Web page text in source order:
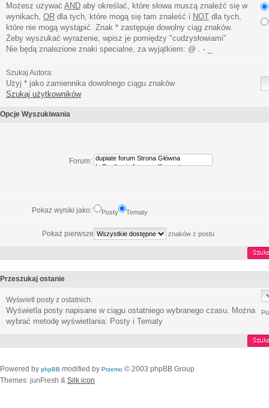
Możesz używać AND aby określać, które słowa muszą znaleźć się w
wynikach, OR dla tych, które mogą się tam znaleść i NOT dla tych,
które nie mogą wystąpić. Znak * zastępuje dowolny ciąg znaków.
Żeby wyszukać wyrażenie, wpisz je pomiędzy "cudzysłowiami"
Nie będą znalezione znaki specialne, za wyjątkiem: @ . - _
Szukaj Autora:
Użyj * jako zamiennika dowolnego ciągu znaków
Szukaj użytkowników
Opcje Wyszukiwania
Forum:
Pokaż wyniki jako: Posty Tematy
Pokaż pierwsze znaków z postu
Przeszukaj ostanie
Wyświetl posty z ostatnich:
Wyświetla posty napisane w ciągu ostatniego wybranego czasu. Można
wybrać metodę wyświetlania: Posty i Tematy
Powered by phpBB modified by Przemo © 2003 phpBB Group
Themes: junFresh & Silk icon